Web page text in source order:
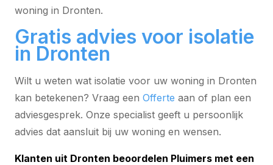
woning in Dronten.
Gratis advies voor isolatie
in Dronten
Wilt u weten wat isolatie voor uw woning in Dronten
kan betekenen? Vraag een Offerte aan of plan een
adviesgesprek. Onze specialist geeft u persoonlijk
advies dat aansluit bij uw woning en wensen.
Klanten uit Dronten beoordelen Pluimers met een